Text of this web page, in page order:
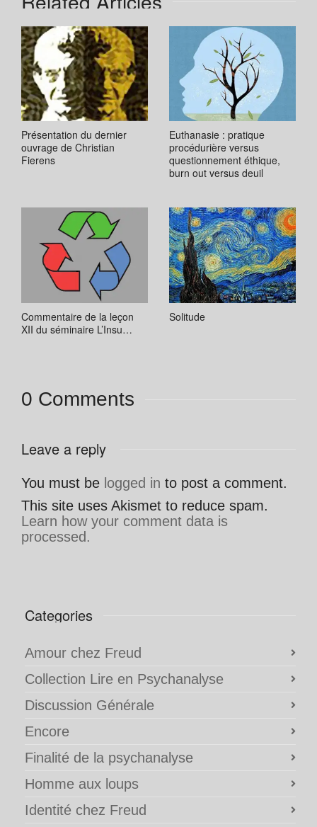
Présentation du dernier
ouvrage de Christian
Fierens
Euthanasie : pratique
procédurière versus
questionnement éthique,
burn out versus deuil
Commentaire de la leçon
XII du séminaire L’Insu…
Solitude
0 Comments
Leave a reply
You must be logged in to post a comment.
This site uses Akismet to reduce spam.
Learn how your comment data is
processed.
Categories
Amour chez Freud
Collection Lire en Psychanalyse
Discussion Générale
Encore
Finalité de la psychanalyse
Homme aux loups
Identité chez Freud